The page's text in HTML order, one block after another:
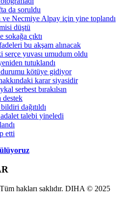
hakları saklıdır. DIHA © 2025